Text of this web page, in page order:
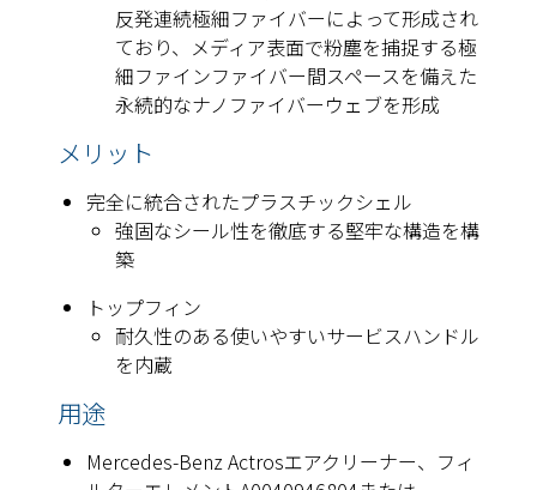
反発連続極細ファイバーによって形成され
ており、メディア表面で粉塵を捕捉する極
細ファインファイバー間スペースを備えた
永続的なナノファイバーウェブを形成
メリット
完全に統合されたプラスチックシェル
強固なシール性を徹底する堅牢な構造を構
築
トップフィン
耐久性のある使いやすいサービスハンドル
を内蔵
用途
Mercedes-Benz Actrosエアクリーナー、フィ